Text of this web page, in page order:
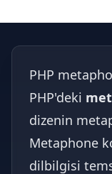
PHP
PHP'deki
dizenin
Metaphone
dilbilgisi